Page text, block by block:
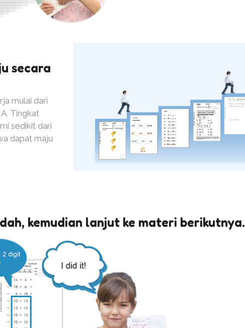
secara
mulai dari
Tingkat
sedikit dari
dapat maju
kemudian lanjut ke materi berikutnya.